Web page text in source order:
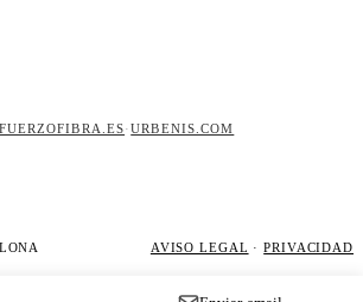
·URBENIS.COM
AVISO LEGAL ·PRIVACIDAD